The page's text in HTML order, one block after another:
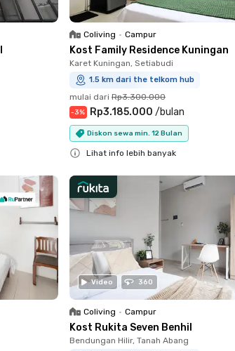
Coliving • Campur
Kost Family Residence Kuningan
Karet Kuningan, Setiabudi
1.5 km dari the telkom hub
mulai dari Rp3.300.000
-3% Rp3.185.000 /bulan
Diskon sewa min. 12 Bulan
Lihat info lebih banyak
Video 360
Coliving • Campur
Kost Rukita Seven Benhil
Bendungan Hilir, Tanah Abang